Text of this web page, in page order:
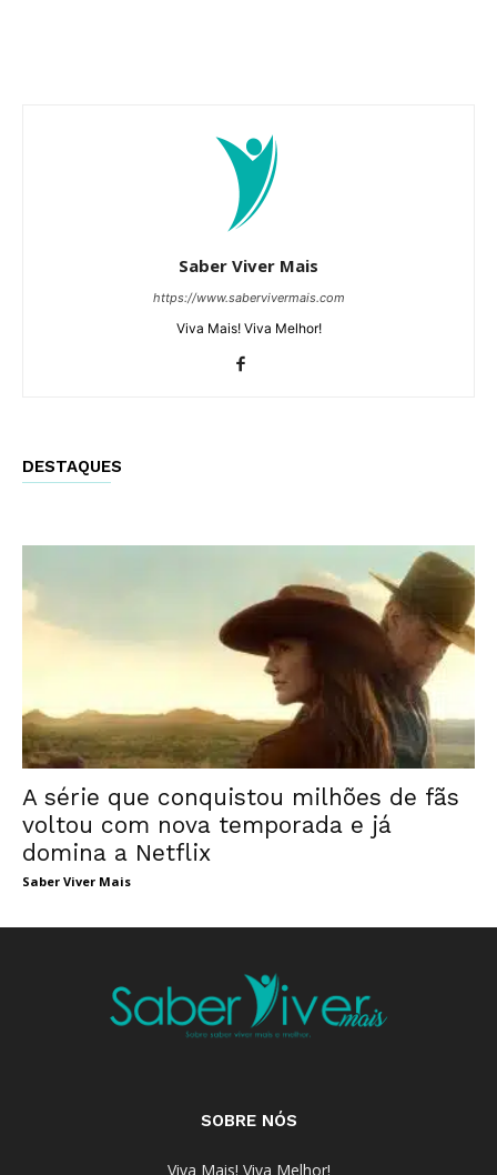
Saber Viver Mais
https://www.sabervivermais.com
Viva Mais! Viva Melhor!
DESTAQUES
A série que conquistou milhões de fãs
voltou com nova temporada e já
domina a Netflix
Saber Viver Mais
SOBRE NÓS
Viva Mais! Viva Melhor!